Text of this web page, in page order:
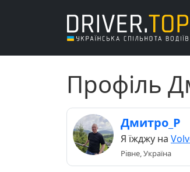
Профіль
Дмитро_Р
Я їжджу на
Рівне, Україна